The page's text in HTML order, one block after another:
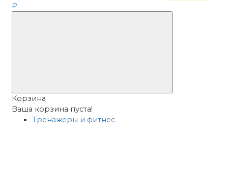
₽
Корзина
Ваша корзина пуста!
Тренажёры и фитнес